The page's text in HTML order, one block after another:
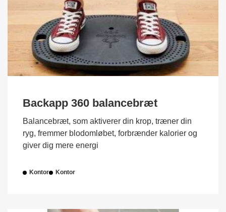
Backapp 360 balancebræt
Balancebræt, som aktiverer din krop, træner din
ryg, fremmer blodomløbet, forbrænder kalorier og
giver dig mere energi
Kontor Kontor